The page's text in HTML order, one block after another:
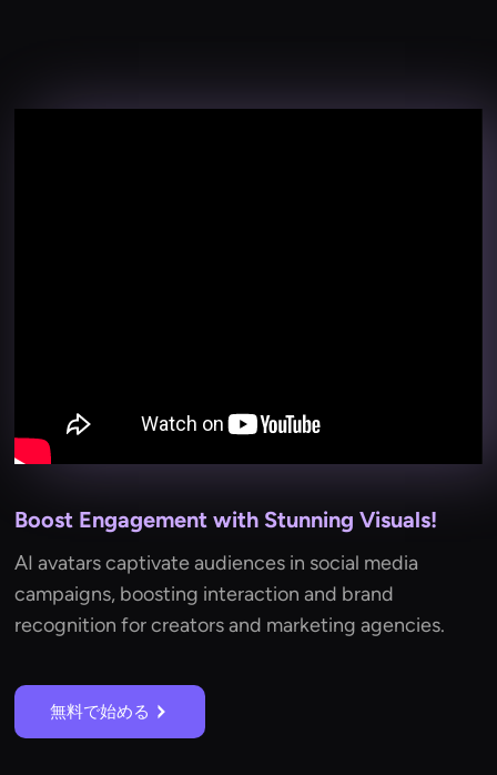
Boost Engagement with Stunning Visuals!
AI avatars captivate audiences in social media
campaigns, boosting interaction and brand
recognition for creators and marketing agencies.
無料で始める